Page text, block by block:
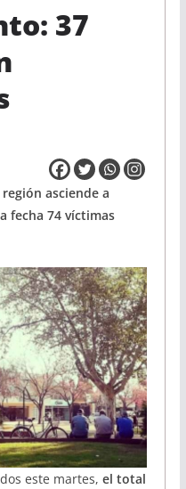
37
asciende a
fecha 74 víctimas
este martes, el total